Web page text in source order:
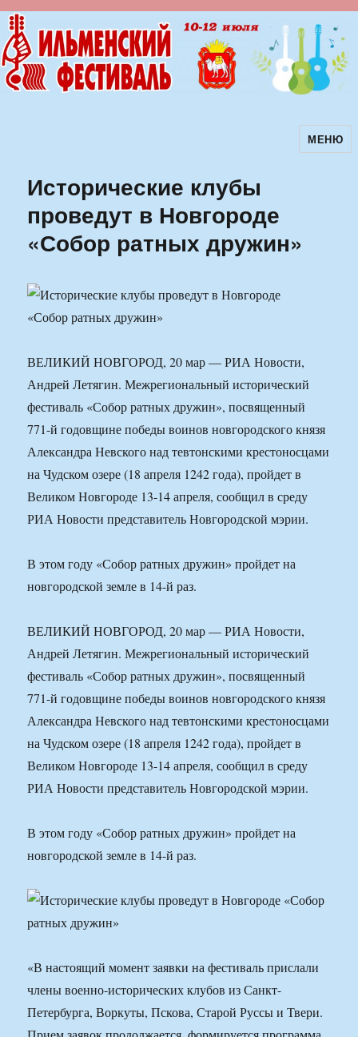
Ильменский фестиваль авторскойМЕНЮ
Исторические клубы
проведут в Новгороде
«Собор ратных дружин»
ВЕЛИКИЙ НОВГОРОД, 20 мар — РИА Новости,
Андрей Летягин. Межрегиональный исторический
фестиваль «Собор ратных дружин», посвященный
771-й годовщине победы воинов новгородского князя
Александра Невского над тевтонскими крестоносцами
на Чудском озере (18 апреля 1242 года), пройдет в
Великом Новгороде 13-14 апреля, сообщил в среду
РИА Новости представитель Новгородской мэрии.
В этом году «Собор ратных дружин» пройдет на
новгородской земле в 14-й раз.
ВЕЛИКИЙ НОВГОРОД, 20 мар — РИА Новости,
Андрей Летягин. Межрегиональный исторический
фестиваль «Собор ратных дружин», посвященный
771-й годовщине победы воинов новгородского князя
Александра Невского над тевтонскими крестоносцами
на Чудском озере (18 апреля 1242 года), пройдет в
Великом Новгороде 13-14 апреля, сообщил в среду
РИА Новости представитель Новгородской мэрии.
В этом году «Собор ратных дружин» пройдет на
новгородской земле в 14-й раз.
«В настоящий момент заявки на фестиваль прислали
члены военно-исторических клубов из Санкт-
Петербурга, Воркуты, Пскова, Старой Руссы и Твери.